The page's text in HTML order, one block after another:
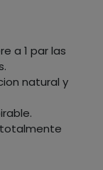
a 1 par las
natural y
totalmente